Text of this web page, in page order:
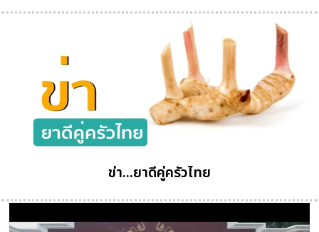
ข่า...ยาดีคู่ครัวไทย